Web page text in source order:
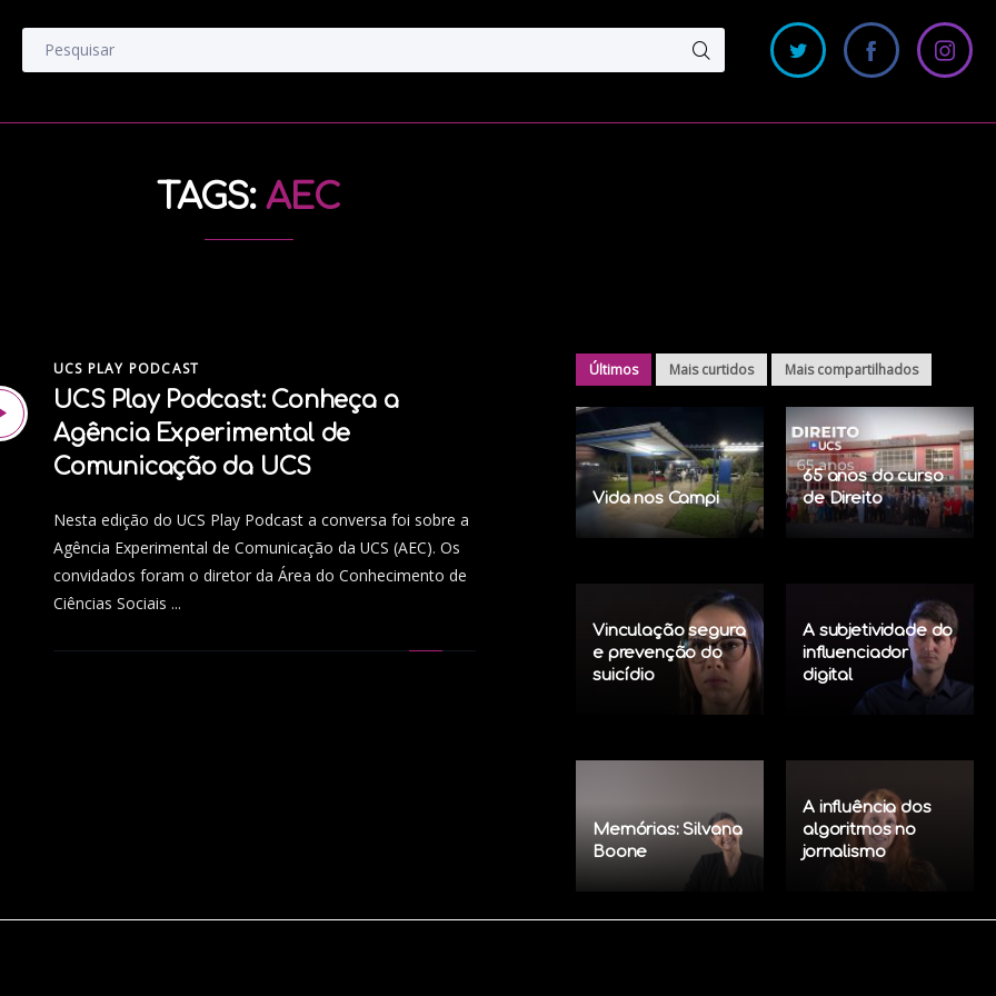
TAGS: AEC
UCS PLAY PODCAST
UCS Play Podcast: Conheça a
Agência Experimental de
Comunicação da UCS
Nesta edição do UCS Play Podcast a conversa foi sobre a
Agência Experimental de Comunicação da UCS (AEC). Os
convidados foram o diretor da Área do Conhecimento de
Ciências Sociais ...
Últimos Mais curtidos Mais compartilhados
Vida nos Campi
65 anos do curso
de Direito
Vinculação segura
e prevenção do
suicídio
A subjetividade do
influenciador
digital
Memórias: Silvana
Boone
A influência dos
algoritmos no
jornalismo